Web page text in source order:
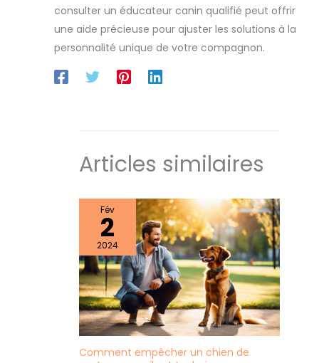
consulter un éducateur canin qualifié peut offrir
une aide précieuse pour ajuster les solutions à la
personnalité unique de votre compagnon.
Articles similaires
Fév
2
2024
Comment empêcher un chien de